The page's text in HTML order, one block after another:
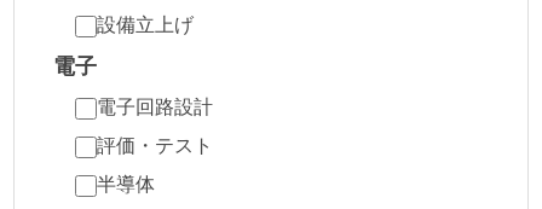
設備立上げ
電子
電子回路設計
評価・テスト
半導体